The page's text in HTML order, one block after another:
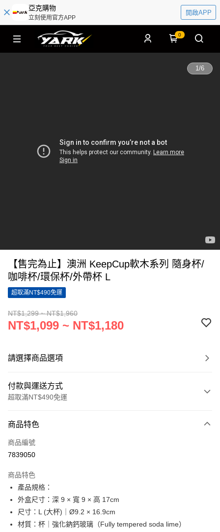
亞克購物
立刻使用官方APP
開啟APP
0
1/6
【售完為止】澳洲 KeepCup軟木系列 隨身杯/
咖啡杯/環保杯/外帶杯 L
超取滿NT$490免運
NT$1,299 ~ NT$1,960
NT$1,099 ~ NT$1,180
請選擇商品選項
付款與運送方式
超取滿NT$490免運
信用卡一次付款
超商取貨付款
Apple Pay
街口支付
悠遊付
商品特色
商品編號
7839050
商品特色
產品規格：
外盒尺寸：深 9 × 寬 9 × 高 17cm
尺寸：L (大杯)｜Ø9.2 × 16.9cm
材質：杯｜強化鈉鈣玻璃（Fully tempered soda lime）